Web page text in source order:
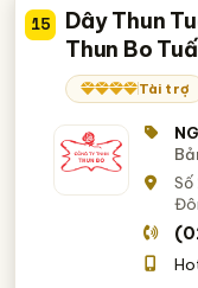
15
Dây Thun
Thun Bo
Tài trợ
Số